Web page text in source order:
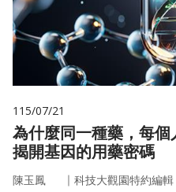
115/07/21
為什麼同一種藥，每
揭開基因的用藥密碼
陳玉鳳 ｜ 科技大觀園特約編輯